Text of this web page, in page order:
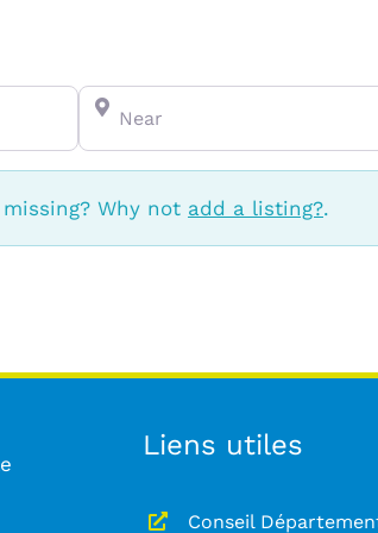
Near
Why not add a listing?.
Liens utiles
Conseil